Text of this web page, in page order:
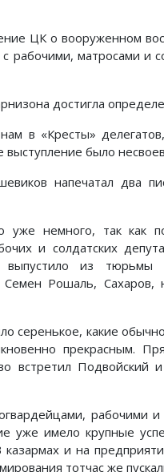
ЦК о вооруженном
рабочими, матросами и
достигла
в «Кресты»
было
напечатал два
немного, так как
и солдатских
выпустило из
Рошаль, Сахаров,
серенькое, какие
прекрасным.
встретил Подвойский
рабочими
уже имело крупные
и на
тотчас же